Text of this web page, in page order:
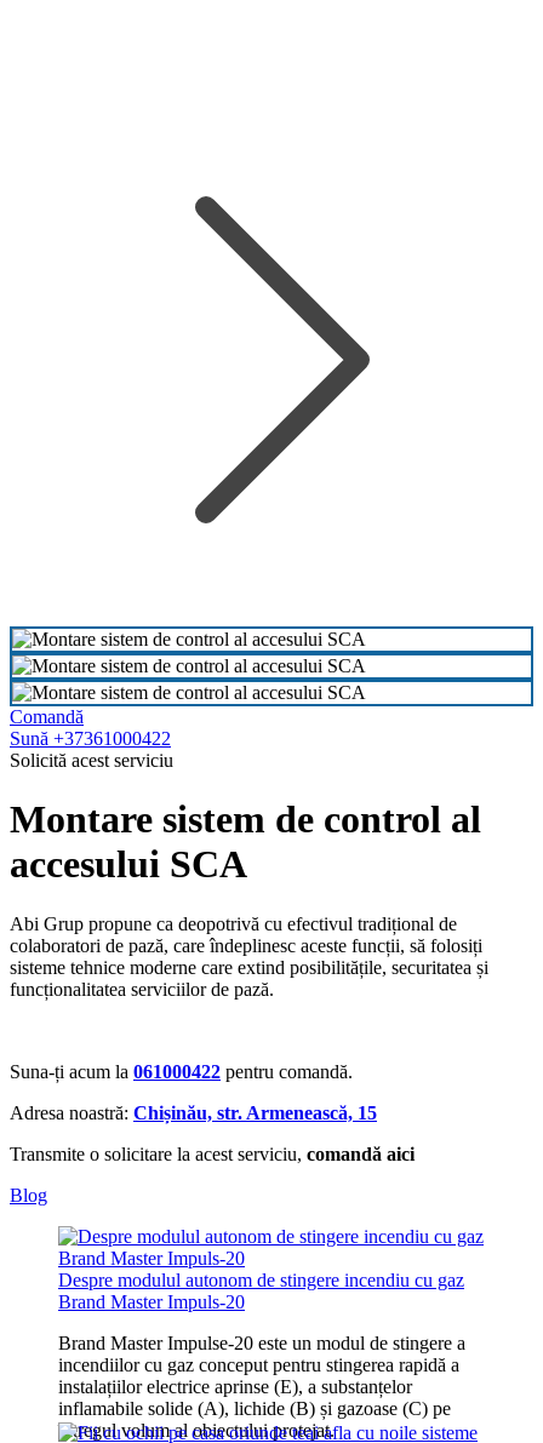
Comandă
Sună +37361000422
Solicită acest serviciu
Montare sistem de control al
accesului SCA
Abi Grup propune ca deopotrivă cu efectivul tradițional de
colaboratori de pază, care îndeplinesc aceste funcții, să folosiți
sisteme tehnice moderne care extind posibilitățile, securitatea și
funcționalitatea serviciilor de pază.
Suna-ți acum la 061000422 pentru comandă.
Adresa noastră: Chișinău, str. Armenească, 15
Transmite o solicitare la acest serviciu, comandă aici
Blog
Despre modulul autonom de stingere incendiu cu gaz
Brand Master Impuls-20
Brand Master Impulse-20 este un modul de stingere a
incendiilor cu gaz conceput pentru stingerea rapidă a
instalațiilor electrice aprinse (E), a substanțelor
inflamabile solide (A), lichide (B) și gazoase (C) pe
întregul volum al obiectului protejat.